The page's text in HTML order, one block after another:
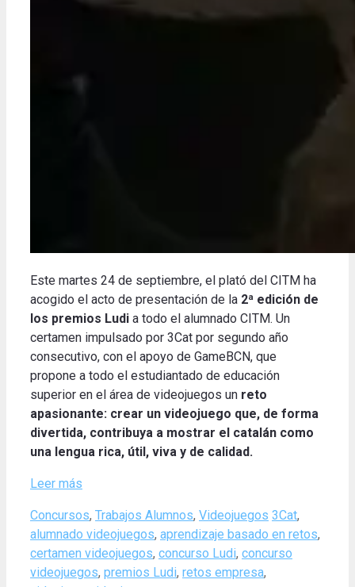
Este martes 24 de septiembre, el plató del CITM ha
acogido el acto de presentación de la 2ª edición de
los premios Ludi a todo el alumnado CITM. Un
certamen impulsado por 3Cat por segundo año
consecutivo, con el apoyo de GameBCN, que
propone a todo el estudiantado de educación
superior en el área de videojuegos un reto
apasionante: crear un videojuego que, de forma
divertida, contribuya a mostrar el catalán como
una lengua rica, útil, viva y de calidad.
Leer más
Categories
Concursos, Trabajos Alumnos, Videojuegos Tags
3Cat,
alumnado videojuegos, aprendizaje basado en retos,
certamen videojuegos, concurso Ludi, concurso
videojuegos, premios Ludi, retos empresa,